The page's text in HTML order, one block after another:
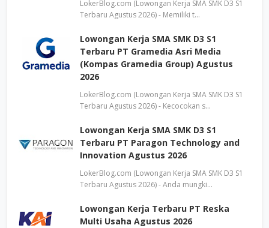
LokerBlog.com (Lowongan Kerja SMA SMK D3 S1
Terbaru Agustus 2026) - Memiliki t…
Lowongan Kerja SMA SMK D3 S1
Terbaru PT Gramedia Asri Media
(Kompas Gramedia Group) Agustus
2026
LokerBlog.com (Lowongan Kerja SMA SMK D3 S1
Terbaru Agustus 2026) - Kecocokan s…
Lowongan Kerja SMA SMK D3 S1
Terbaru PT Paragon Technology and
Innovation Agustus 2026
LokerBlog.com (Lowongan Kerja SMA SMK D3 S1
Terbaru Agustus 2026) - Anda mungki…
Lowongan Kerja Terbaru PT Reska
Multi Usaha Agustus 2026